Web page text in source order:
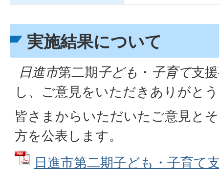
実施結果について
日進市第二期子ども ・ 子育て支
し、ご意見をいただきありがと
皆さまからいただいたご意見と
方を公表します。
日進市第二期子ども・子育て